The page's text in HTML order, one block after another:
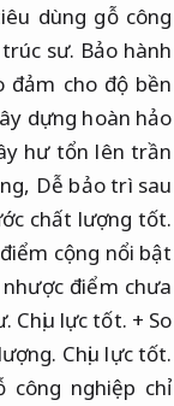
dùng gỗ công
sư. Bảo hành
đảm cho độ bền
dựng hoàn hảo
hư tổn lên trần
Dễ bảo trì sau
chất lượng tốt.
cộng nổi bật
điểm chưa
Chịu lực tốt. + So
Chịu lực tốt.
nghiệp chỉ